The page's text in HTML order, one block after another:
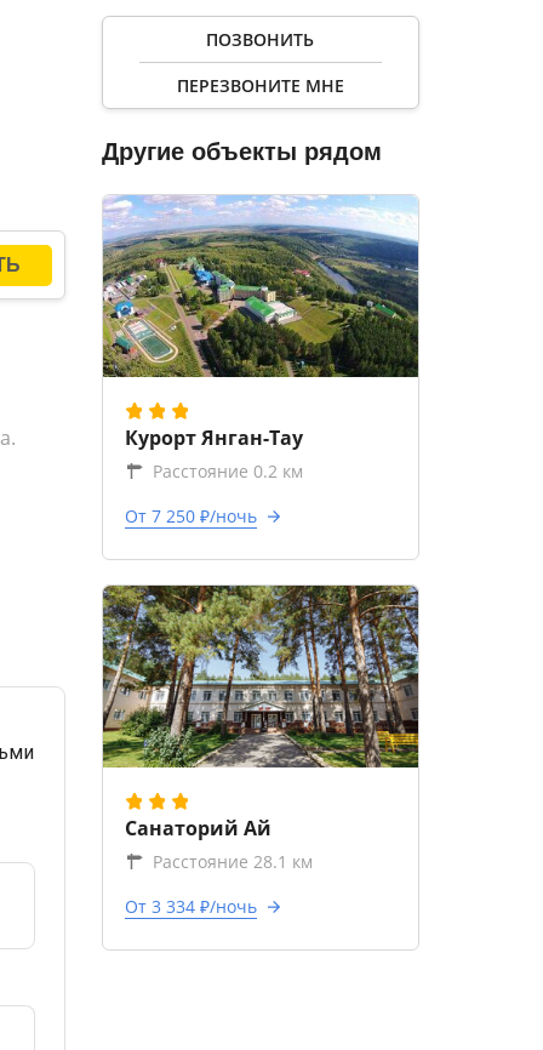
ПОЗВОНИТЬ
ПЕРЕЗВОНИТЕ МНЕ
Другие объекты рядом
Курорт Янган-Тау
Расстояние 0.2 км
От 7 250 ₽/ночь
Санаторий Ай
Расстояние 28.1 км
От 3 334 ₽/ночь